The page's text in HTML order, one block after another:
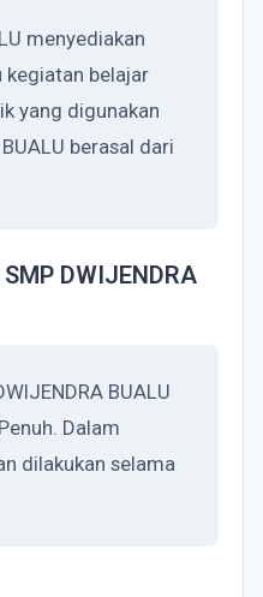
menyediakan
belajar
yang digunakan
berasal dari
DWIJENDRA
BUALU
Dalam
dilakukan selama